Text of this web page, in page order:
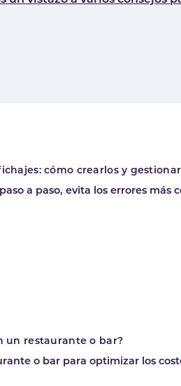
cómo crearlos y
a paso, evita los errores más
un restaurante o bar?
o bar para optimizar los